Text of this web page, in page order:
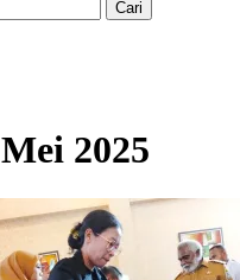
Mei 2025